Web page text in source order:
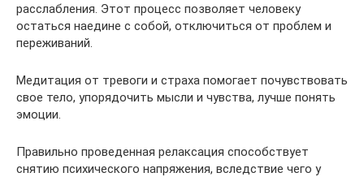
расслабления. Этот процесс позволяет человеку
остаться наедине с собой, отключиться от проблем и
переживаний.
Медитация от тревоги и страха помогает почувствовать
свое тело, упорядочить мысли и чувства, лучше понять
эмоции.
Правильно проведенная релаксация способствует
снятию психического напряжения, вследствие чего у